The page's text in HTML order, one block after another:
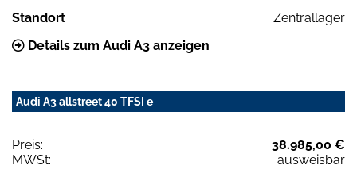
Standort
Zentrallager
Details zum Audi A3 anzeigen
Audi A3 allstreet 40 TFSI e
Preis:
38.985,00 €
MWSt:
ausweisbar